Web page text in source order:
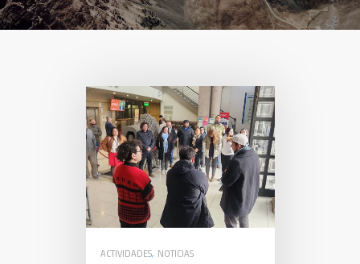
ACTIVIDADES, NOTICIAS